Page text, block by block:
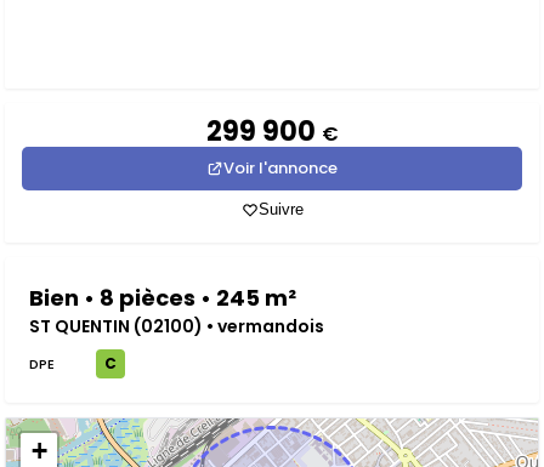
299 900 €
Voir l'annonce
Suivre
Bien • 8 pièces • 245 m²
ST QUENTIN (02100) • vermandois
DPE C
+